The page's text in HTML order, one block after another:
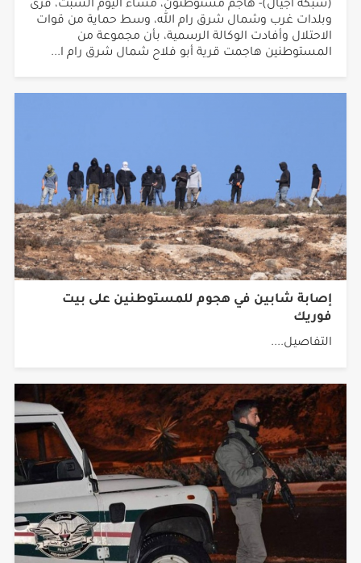
الاحتلال وأفادت الوكالة الرسمية، بأن مجموعة من
المستوطنين هاجمت قرية أبو فلاح شمال شرق رام ا...
إصابة شابين في هجوم للمستوطنين على بيت
فوريك
التفاصيل....